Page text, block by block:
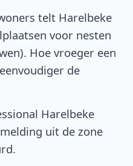
telt Harelbeke
voor nesten
Hoe vroeger een
de
Harelbeke
uit de zone